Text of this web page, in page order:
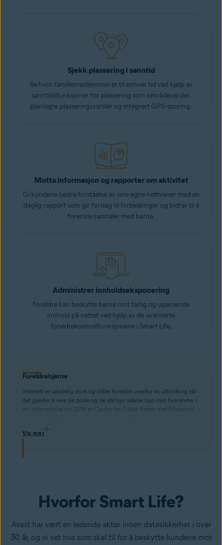
Sjekk plassering i sanntid
Se hvor familiemedlemmer er til enhver tid ved hjelp av
sanntidsfunksjoner for plassering som områdevarsler,
planlagte plasseringsvarsler og integrert GPS-sporing.
Motta informasjon og rapporter om aktivitet
Gi kundene bedre forståelse av sine egne nettvaner med en
daglig rapport som gir forslag til forbedringer og bidrar til å
forenkle samtaler med barna.
Administrer innholdseksponering
Foreldre kan beskytte barna mot farlig og upassende
innhold på nettet ved hjelp av de avanserte
foreldrekontrollfunksjonene i Smart Life.
Foreldrehjørne
Internett er uendelig stort og stiller foreldre overfor en utfordring når
det gjelder å veie de gode og de dårlige sidene opp mot hverandre. I
en undersøkelse fra 2016 av Center for Cyber Safety and Education
fremmede på nettet. En intern undersøkelse fra Avast viste at
overdreven bruk av skjermer førte til flere problemer ifølge
Vis mer
Hvorfor Smart Life?
Avast har vært en ledende aktør innen datasikkerhet i over
30 år, og vi vet hva som skal til for å beskytte kundene mot